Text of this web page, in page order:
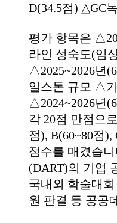
D(34.5점) △GC
평가 항목은
라인 성숙도(임
△2025~2026년
일스톤 규모 △
△2024~2026년
각 20점 만점으
점), B(60~80점),
점수를 매겼습
(DART)의 기업
국내외 학술대
원 판결 등 공공